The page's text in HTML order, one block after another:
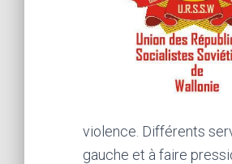
violence. Différents
gauche et à faire